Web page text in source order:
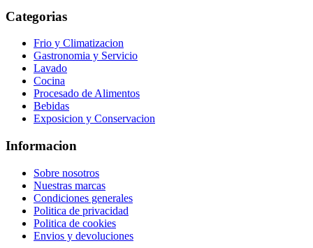
Categorias
Frio y Climatizacion
Gastronomia y Servicio
Lavado
Cocina
Procesado de Alimentos
Bebidas
Exposicion y Conservacion
Informacion
Sobre nosotros
Nuestras marcas
Condiciones generales
Politica de privacidad
Politica de cookies
Envios y devoluciones